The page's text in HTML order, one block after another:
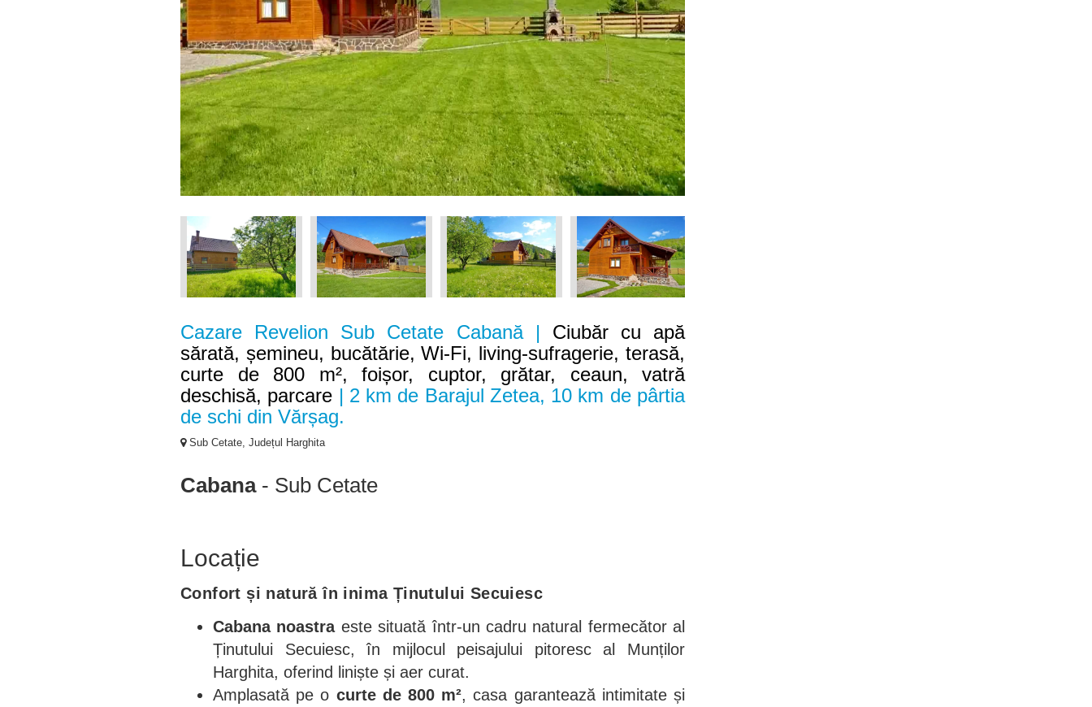
Cazare Revelion Sub Cetate Cabană | Ciubăr cu apă
sărată, șemineu, bucătărie, Wi-Fi, living-sufragerie, terasă,
curte de 800 m², foișor, cuptor, grătar, ceaun, vatră
deschisă, parcare | 2 km de Barajul Zetea, 10 km de pârtia
de schi din Vărșag.
Sub Cetate, Județul Harghita
Cabana - Sub Cetate
Locație
Confort și natură în inima Ținutului Secuiesc
Cabana noastra este situată într-un cadru natural fermecător al
Ținutului Secuiesc, în mijlocul peisajului pitoresc al Munților
Harghita, oferind liniște și aer curat.
Amplasată pe o curte de 800 m², casa garantează intimitate și